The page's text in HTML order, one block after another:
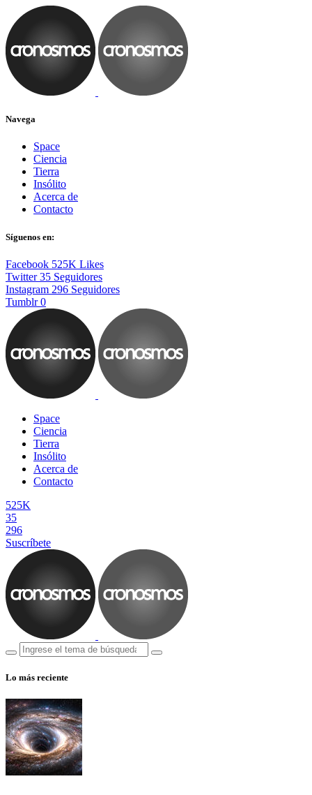
Navega
Space
Ciencia
Tierra
Insólito
Acerca de
Contacto
Síguenos en:
Facebook 525K Likes
Twitter 35 Seguidores
Instagram 296 Seguidores
Tumblr 0
Space
Ciencia
Tierra
Insólito
Acerca de
Contacto
525K
35
296
Suscríbete
Lo más reciente